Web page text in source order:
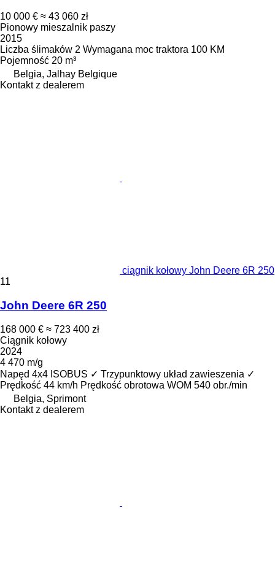
10 000 € ≈ 43 060 zł
Pionowy mieszalnik paszy
2015
Liczba ślimaków 2 Wymagana moc traktora 100 KM
Pojemność 20 m³
Belgia, Jalhay Belgique
Kontakt z dealerem
ciągnik kołowy John Deere 6R 250
11
John Deere 6R 250
168 000 € ≈ 723 400 zł
Ciągnik kołowy
2024
4 470 m/g
Napęd 4x4 ISOBUS ✓ Trzypunktowy układ zawieszenia ✓
Prędkość 44 km/h Prędkość obrotowa WOM 540 obr./min
Belgia, Sprimont
Kontakt z dealerem